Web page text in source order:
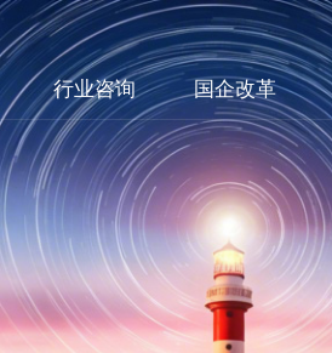
行业咨询 国企改革